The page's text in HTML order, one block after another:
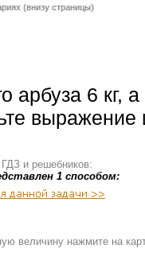
(внизу страницы)
арбуза 6 кг,
и решебников:
1 способом:
величину нажмите на